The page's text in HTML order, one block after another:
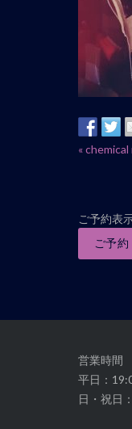
イ
ト
ナ
ョ
«chemical
ご予約表
ご予約
営業時間
平日：
日・祝日